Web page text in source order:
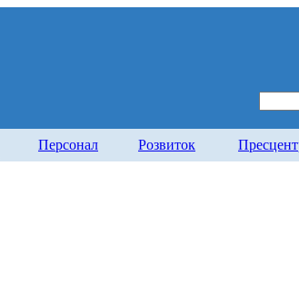
Персонал Розвиток